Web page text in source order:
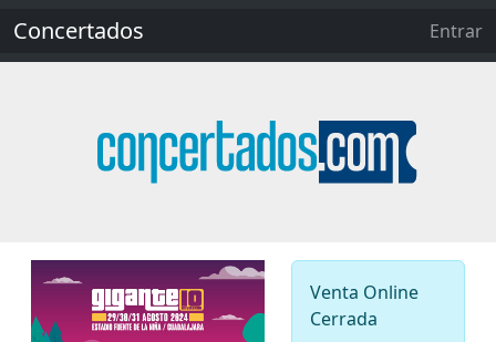
Concertados Entrar
Venta Online
Cerrada